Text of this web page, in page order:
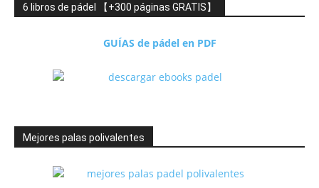
6 libros de pádel 【+300 páginas GRATIS】
GUÍAS de pádel en PDF
Mejores palas polivalentes